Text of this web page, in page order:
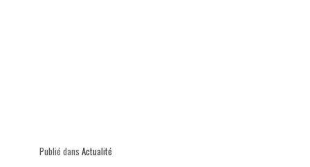
Publié dans Actualité